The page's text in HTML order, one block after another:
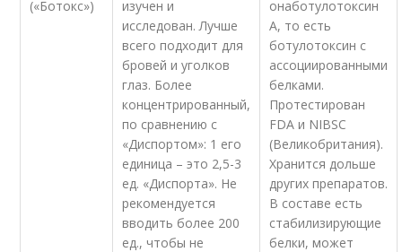
(«Ботокс»)
изучен и
исследован. Лучше
всего подходит для
бровей и уголков
глаз. Более
концентрированный,
по сравнению с
«Диспортом»: 1 его
единица – это 2,5-3
ед. «Диспорта». Не
рекомендуется
вводить более 200
ед., чтобы не
онаботулотоксин
А, то есть
ботулотоксин с
ассоциированными
белками.
Протестирован
FDA и NIBSC
(Великобритания).
Хранится дольше
других препаратов.
В составе есть
стабилизирующие
белки, может